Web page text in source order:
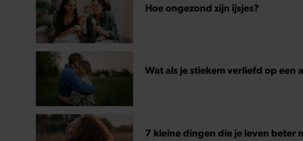
Hoe ongezond zijn ijsjes?
Wat als je stiekem verliefd op een
7 kleine dingen die je leven beter